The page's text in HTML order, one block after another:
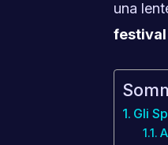
una
festival
Gli